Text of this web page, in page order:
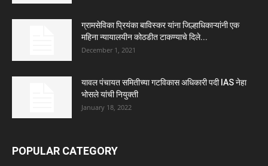
ग्रामसेविका प्रियंका बाविस्कर यांना जिल्हाधिकाऱ्यांनी एक
महिना न्यायालयीन कोठडीत टाकण्याचे दिले...
December 1, 2021
यावल पंचायत समितीच्या गटविकास अधिकारी पदी IAS नेहा
भोसले यांची नियुक्ती
January 18, 2022
POPULAR CATEGORY